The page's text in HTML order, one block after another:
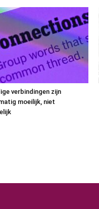
verbindingen zijn
moeilijk, niet